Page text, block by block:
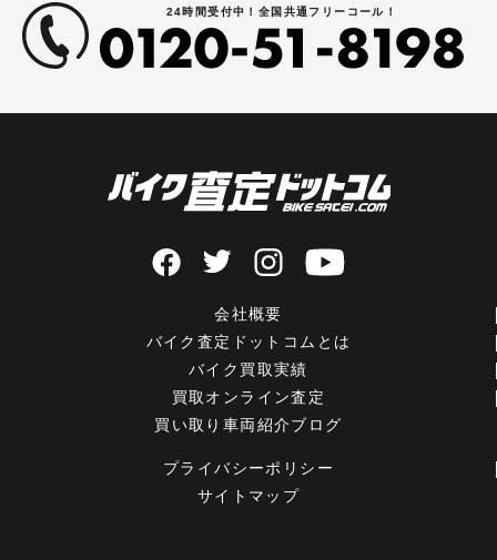
24時間受付中！全国共通フリーコール！
会社概要
バイク査定ドットコムとは
バイク買取実績
買取オンライン査定
買い取り車両紹介ブログ
プライバシーポリシー
サイトマップ